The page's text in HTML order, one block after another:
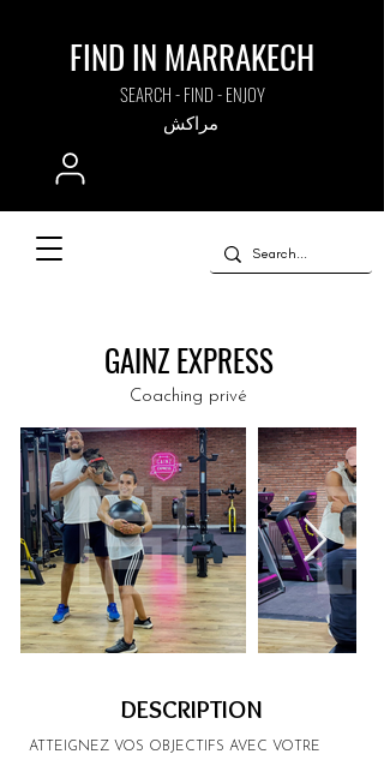
FIND IN MARRAKECH
SEARCH - FIND - ENJOY
مراكش
GAINZ EXPRESS
Coaching privé
DESCRIPTION
ATTEIGNEZ VOS OBJECTIFS AVEC VOTRE